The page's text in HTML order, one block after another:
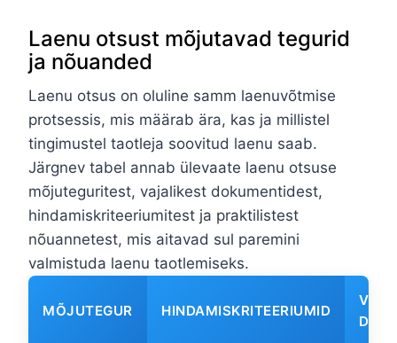
Laenu otsust mõjutavad tegurid
ja nõuanded
Laenu otsus on oluline samm laenuvõtmise
protsessis, mis määrab ära, kas ja millistel
tingimustel taotleja soovitud laenu saab.
Järgnev tabel annab ülevaate laenu otsuse
mõjuteguritest, vajalikest dokumentidest,
hindamiskriteeriumitest ja praktilistest
nõuannetest, mis aitavad sul paremini
valmistuda laenu taotlemiseks.
MÕJUTEGUR HINDAMISKRITEERIUMID